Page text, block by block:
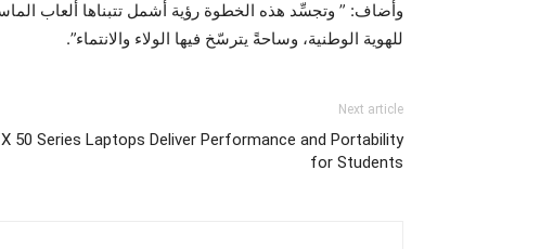
للهوية الوطنية، وساحةً يترسّخ فيها الولاء والانتماء”.
Next article
50 Series Laptops Deliver Performance and Portability
for Students